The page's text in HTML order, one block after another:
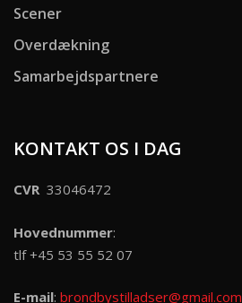
Scener
Overdækning
Samarbejdspartnere
KONTAKT OS I DAG
CVR 33046472
Hovednummer:
tlf +45 53 55 52 07
E-mail: brondbystilladser@gmail.com